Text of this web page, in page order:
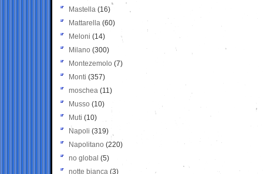
Mastella (16)
Mattarella (60)
Meloni (14)
Milano (300)
Montezemolo (7)
Monti (357)
moschea (11)
Musso (10)
Muti (10)
Napoli (319)
Napolitano (220)
no global (5)
notte bianca (3)